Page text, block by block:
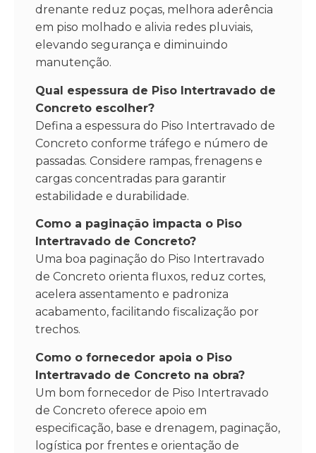
drenante reduz poças, melhora aderência
em piso molhado e alivia redes pluviais,
elevando segurança e diminuindo
manutenção.
Qual espessura de Piso Intertravado de
Concreto escolher?
Defina a espessura do Piso Intertravado de
Concreto conforme tráfego e número de
passadas. Considere rampas, frenagens e
cargas concentradas para garantir
estabilidade e durabilidade.
Como a paginação impacta o Piso
Intertravado de Concreto?
Uma boa paginação do Piso Intertravado
de Concreto orienta fluxos, reduz cortes,
acelera assentamento e padroniza
acabamento, facilitando fiscalização por
trechos.
Como o fornecedor apoia o Piso
Intertravado de Concreto na obra?
Um bom fornecedor de Piso Intertravado
de Concreto oferece apoio em
especificação, base e drenagem, paginação,
logística por frentes e orientação de